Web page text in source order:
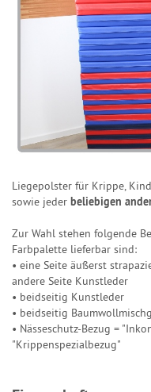
Liegepolster für Krippe,
sowie jeder beliebigen
Zur Wahl stehen folgende
Farbpalette lieferbar sind:
• eine Seite äußerst
andere Seite Kunstleder
• beidseitig Kunstleder
• beidseitig
• Nässeschutz-Bezug =
"Krippenspezialbezug"